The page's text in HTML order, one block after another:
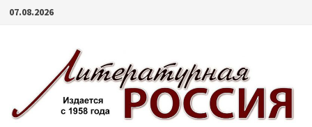
Перейти
07.08.2026